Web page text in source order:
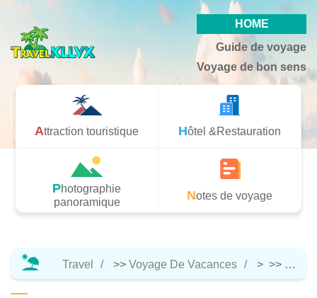
HOME
Guide de voyage
Voyage de bon sens
Attraction touristique Hôtel &Restauration
Photographie
panoramique
Notes de voyage
Travel >> Voyage De Vacances > >> Hôtel